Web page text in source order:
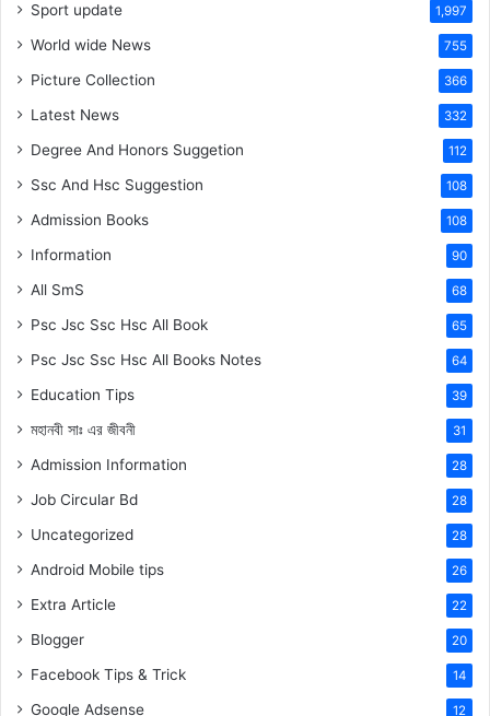
Sport update 1,997
World wide News 755
Picture Collection 366
Latest News 332
Degree And Honors Suggetion 112
Ssc And Hsc Suggestion 108
Admission Books 108
Information 90
All SmS 68
Psc Jsc Ssc Hsc All Book 65
Psc Jsc Ssc Hsc All Books Notes 64
Education Tips 39
মহানবী সাঃ এর জীবনী 31
Admission Information 28
Job Circular Bd 28
Uncategorized 28
Android Mobile tips 26
Extra Article 22
Blogger 20
Facebook Tips & Trick 14
Google Adsense 12